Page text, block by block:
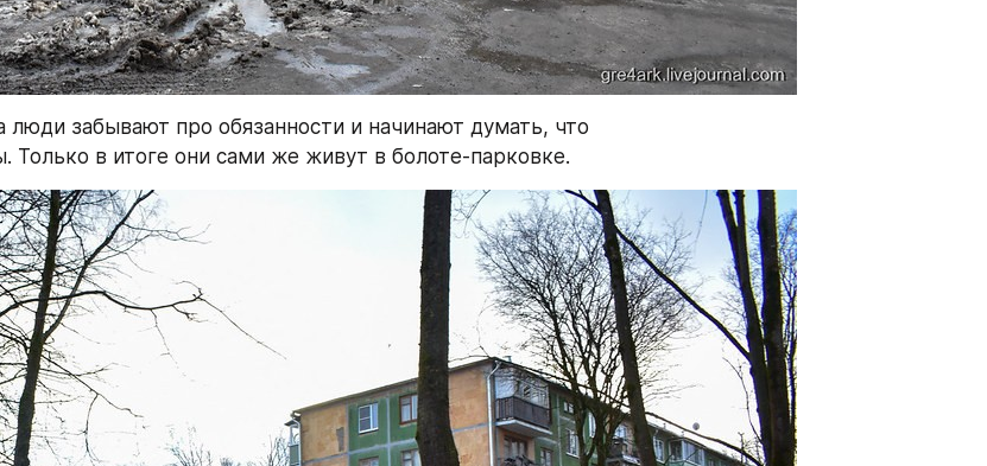
люди забывают про обязанности и начинают думать, что
Только в итоге они сами же живут в болоте-парковке.